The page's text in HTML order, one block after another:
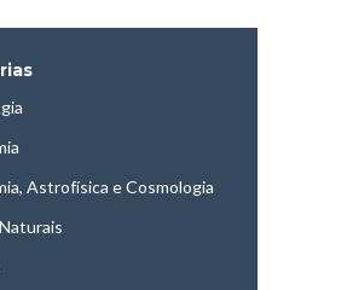
Astrofísica e Cosmologia